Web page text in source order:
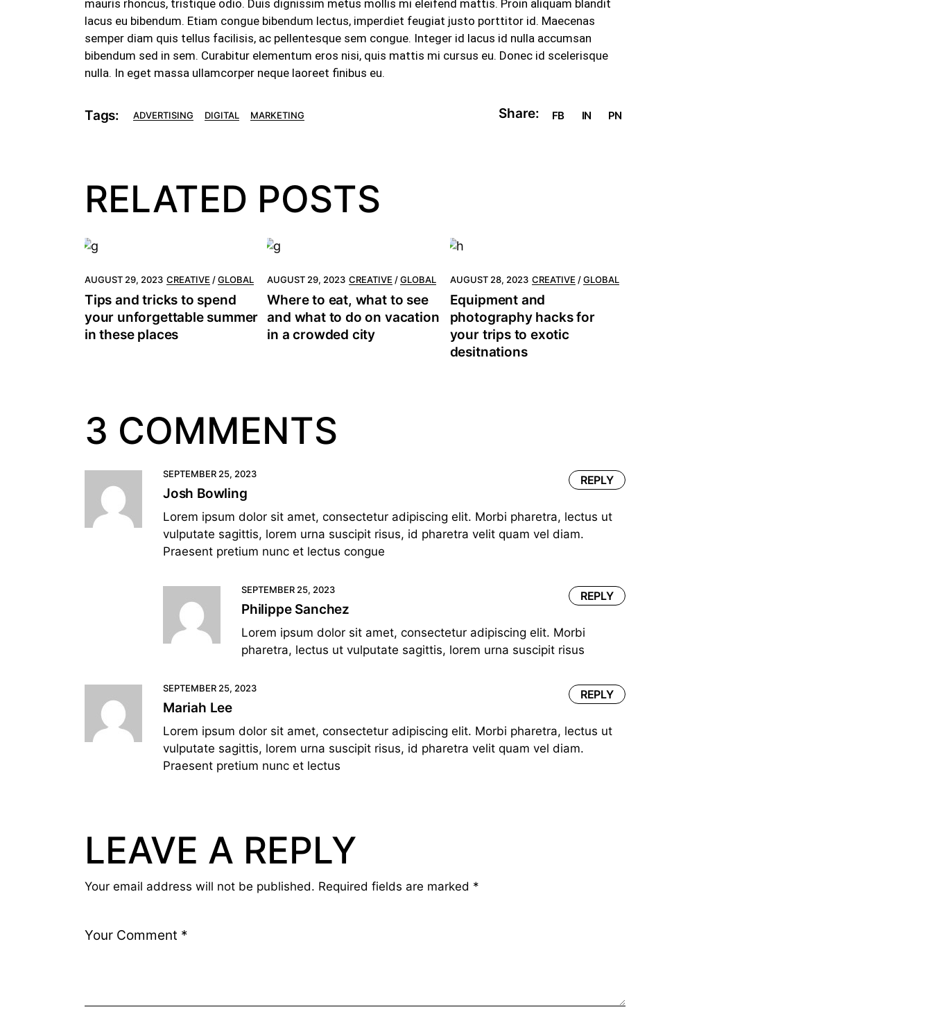
mauris rhoncus, tristique odio. Duis dignissim metus mollis mi eleifend mattis. Proin aliquam blandit
lacus eu bibendum. Etiam congue bibendum lectus, imperdiet feugiat justo porttitor id. Maecenas
semper diam quis tellus facilisis, ac pellentesque sem congue. Integer id lacus id nulla accumsan
bibendum sed in sem. Curabitur elementum eros nisi, quis mattis mi cursus eu. Donec id scelerisque
nulla. In eget massa ullamcorper neque laoreet finibus eu.
Tags: ADVERTISING DIGITAL MARKETING Share: FB IN PN
RELATED POSTS
AUGUST 29, 2023 CREATIVE GLOBAL
Tips and tricks to spend
your unforgettable summer
in these places
AUGUST 29, 2023 CREATIVE GLOBAL
Where to eat, what to see
and what to do on vacation
in a crowded city
AUGUST 28, 2023 CREATIVE GLOBAL
Equipment and
photography hacks for
your trips to exotic
desitnations
3 COMMENTS
SEPTEMBER 25, 2023 REPLY
Josh Bowling
Lorem ipsum dolor sit amet, consectetur adipiscing elit. Morbi pharetra, lectus ut
vulputate sagittis, lorem urna suscipit risus, id pharetra velit quam vel diam.
Praesent pretium nunc et lectus congue
SEPTEMBER 25, 2023 REPLY
Philippe Sanchez
Lorem ipsum dolor sit amet, consectetur adipiscing elit. Morbi
pharetra, lectus ut vulputate sagittis, lorem urna suscipit risus
SEPTEMBER 25, 2023 REPLY
Mariah Lee
Lorem ipsum dolor sit amet, consectetur adipiscing elit. Morbi pharetra, lectus ut
vulputate sagittis, lorem urna suscipit risus, id pharetra velit quam vel diam.
Praesent pretium nunc et lectus
LEAVE A REPLY
Your email address will not be published. Required fields are marked *